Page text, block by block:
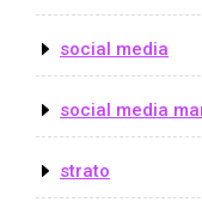
social media
social media
strato